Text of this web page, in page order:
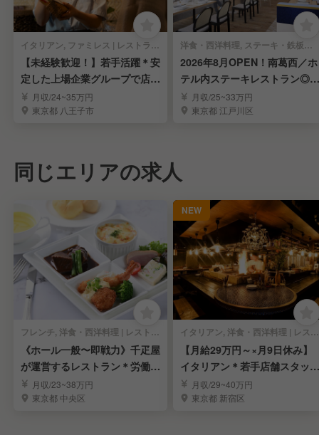
イタリアン, ファミレス | レストランサービス・ホールスタッフ
【未経験歓迎！】若手活躍＊安
定した上場企業グループで店長
を目指しませんか？
月収/24~35万円
東京都 八王子市
洋食・西洋料理, ステーキ・鉄板焼き | レストランサービス・ホールスタッフ
2026年8月OPEN！南葛西／ホ
テル内ステーキレストラン◎ホ
ール募集
月収/25~33万円
東京都 江戸川区
同じエリアの求人
フレンチ, 洋食・西洋料理 | レストランサービス・ホールスタッフ
《ホール一般〜即戦力》千疋屋
が運営するレストラン＊労働環
境安定＊賞与年3回
月収/23~38万円
東京都 中央区
NEW
イタリアン, 洋食・西洋料理 | レストランサービス・ホールスタッフ
【月給29万円～×月9日休み】
イタリアン＊若手店舗スタッフ
募集月収/29~40万円
東京都 新宿区